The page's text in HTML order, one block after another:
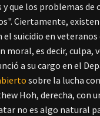
que los problemas
Ciertamente,
suicidio en
moral, es decir,
a su cargo en el
sobre la lucha
Hoh, derecha, con
no es algo natural